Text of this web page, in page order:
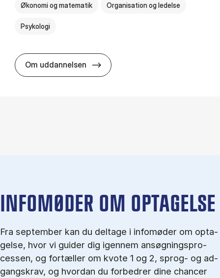
Økonomi og matematik Organisation og ledelse
Psykologi
Om uddannelsen HA(psyk.) - erhvervs­økonomi og
IN­FO­MØ­DER OM OP­TA­GEL­SE
Fra september kan du del­tage i in­fo­mø­der om op­ta­
gel­se, hvor vi gu­i­der dig igen­nem an­søg­nings­pro­
ces­sen, og for­tæl­ler om kvo­te 1 og 2, sprog- og ad­
gangs­krav, og hvordan du forbedrer dine chancer